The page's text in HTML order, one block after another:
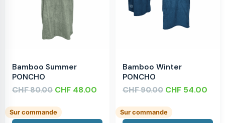
Bamboo Summer
PONCHO
CHF80.00 CHF 48.00
Sur commande
Bamboo Winter
PONCHO
CHF90.00 CHF 54.00
Sur commande